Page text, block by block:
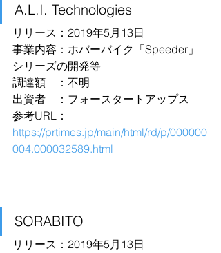
A.L.I. Technologies
リリース：2019年5月13日
事業内容：ホバーバイク「Speeder」
シリーズの開発等
調達額　：不明
出資者　：フォースタートアップス
参考URL：
https://prtimes.jp/main/html/rd/p/000000
004.000032589.html
SORABITO
リリース：2019年5月13日